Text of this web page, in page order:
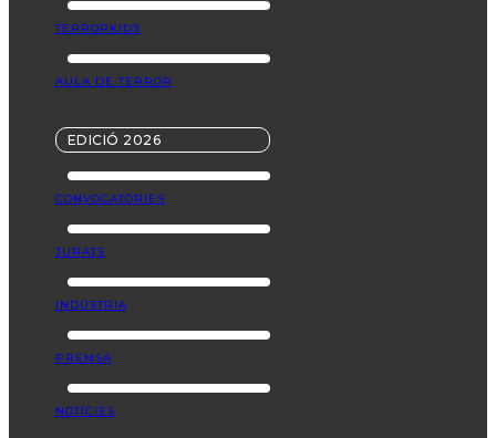
TERRORKIDS
AULA DE TERROR
EDICIÓ 2026
CONVOCATÒRIES
JURATS
INDÚSTRIA
PREMSA
NOTÍCIES